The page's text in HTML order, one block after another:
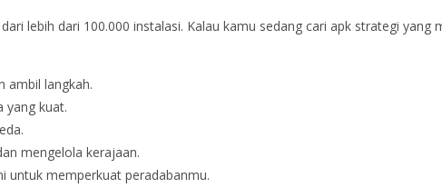
lebih dari 100.000 instalasi. Kalau kamu sedang cari apk strategi yang
ambil langkah.
yang kuat.
mengelola kerajaan.
untuk memperkuat peradabanmu.